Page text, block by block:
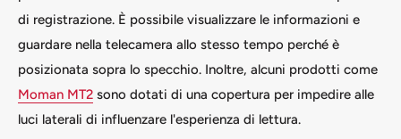
di registrazione. È possibile visualizzare le informazioni e
guardare nella telecamera allo stesso tempo perché è
posizionata sopra lo specchio. Inoltre, alcuni prodotti come
Moman MT2 sono dotati di una copertura per impedire alle
luci laterali di influenzare l'esperienza di lettura.